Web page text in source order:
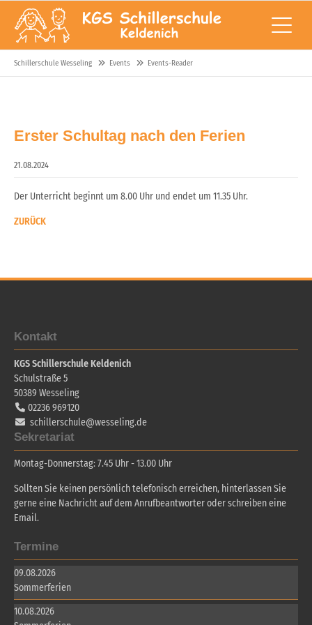
Schillerschule Wesseling Events Events-Reader
Erster Schultag nach den Ferien
21.08.2024
Der Unterricht beginnt um 8.00 Uhr und endet um 11.35 Uhr.
ZURÜCK
Kontakt
KGS Schillerschule Keldenich
Schulstraße 5
50389 Wesseling
02236 969120
schillerschule@wesseling.de
Sekretariat
Montag-Donnerstag: 7.45 Uhr - 13.00 Uhr
Sollten Sie keinen persönlich telefonisch erreichen, hinterlassen Sie
gerne eine Nachricht auf dem Anrufbeantworter oder schreiben eine
Email.
Termine
09.08.2026
Sommerferien
10.08.2026